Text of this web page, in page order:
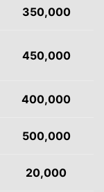
350,000
450,000
400,000
500,000
20,000